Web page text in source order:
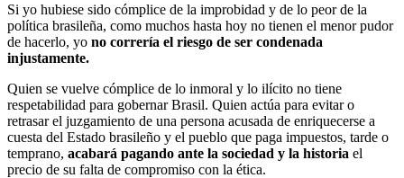
Si yo hubiese sido cómplice de la improbidad y de lo peor de la
política brasileña, como muchos hasta hoy no tienen el menor pudor
de hacerlo, yo no correría el riesgo de ser condenada
injustamente.
Quien se vuelve cómplice de lo inmoral y lo ilícito no tiene
respetabilidad para gobernar Brasil. Quien actúa para evitar o
retrasar el juzgamiento de una persona acusada de enriquecerse a
cuesta del Estado brasileño y el pueblo que paga impuestos, tarde o
temprano, acabará pagando ante la sociedad y la historia el
precio de su falta de compromiso con la ética.